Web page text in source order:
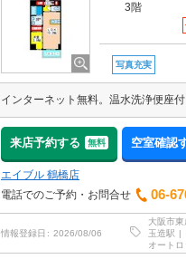
3階
写真充実
インターネット無料。温水洗浄便座
来店予約する 無料 空室確認
エイブル 鶴橋店
電話でのご予約・お問合せ
06-
情報登録日 2026/08/06
大阪市東
玉造駅
オートロ